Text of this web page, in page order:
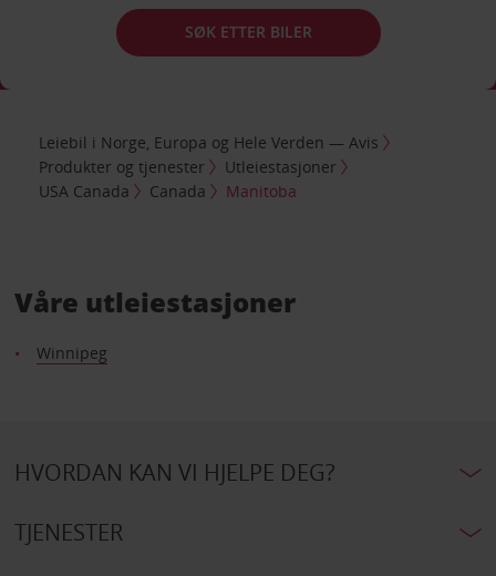
SØK ETTER BILER
Leiebil i Norge, Europa og Hele Verden — Avis
Produkter og tjenester
Utleiestasjoner
USA Canada
Canada Manitoba
Våre utleiestasjoner
Winnipeg
HVORDAN KAN VI HJELPE DEG?
TJENESTER